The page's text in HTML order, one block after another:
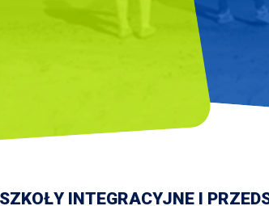
INTEGRACYJNE I